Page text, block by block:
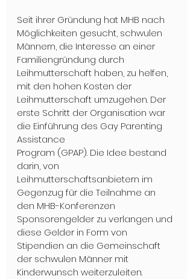
Seit ihrer Gründung hat MHB nach
Möglichkeiten gesucht, schwulen
Männern, die Interesse an einer
Familiengründung durch
Leihmutterschaft haben, zu helfen,
mit den hohen Kosten der
Leihmutterschaft umzugehen. Der
erste Schritt der Organisation war
die Einführung des Gay Parenting
Assistance
Program (GPAP). Die Idee bestand
darin, von
Leihmutterschaftsanbietern im
Gegenzug für die Teilnahme an
den MHB-Konferenzen
Sponsorengelder zu verlangen und
diese Gelder in Form von
Stipendien an die Gemeinschaft
der schwulen Männer mit
Kinderwunsch weiterzuleiten.